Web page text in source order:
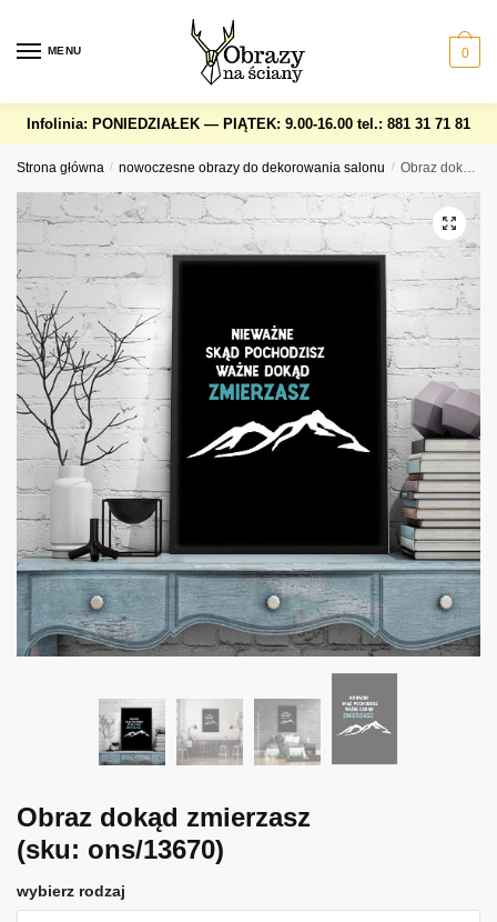
navigation
content
MENU 0
Infolinia: PONIEDZIAŁEK — PIĄTEK: 9.00-16.00 tel.: 881 31 71 81
Strona główna / nowoczesne obrazy do dekorowania salonu / Obraz dokąd zmierzasz
Obraz dokąd zmierzasz
(sku: ons/13670)
wybierz rodzaj